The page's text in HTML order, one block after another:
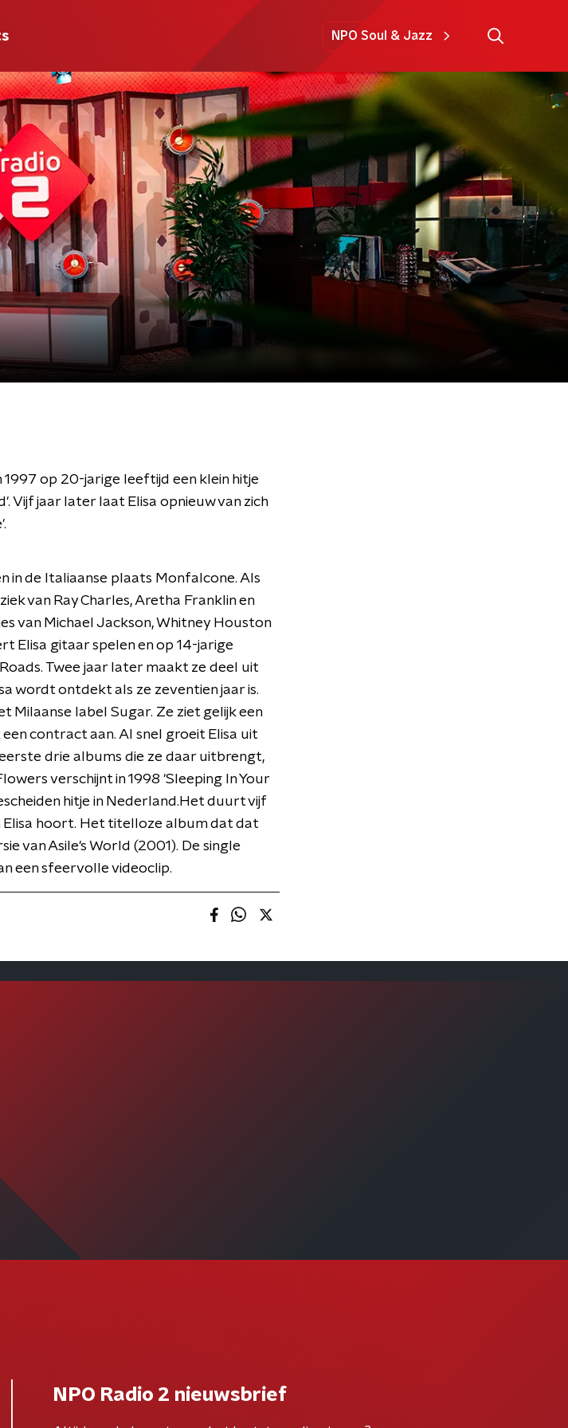
NPO Soul & Jazz
1997 op 20-jarige leeftijd een klein hitje
Vijf jaar later laat Elisa opnieuw van zich
in de Italiaanse plaats Monfalcone. Als
van Ray Charles, Aretha Franklin en
van Michael Jackson, Whitney Houston
Elisa gitaar spelen en op 14-jarige
Twee jaar later maakt ze deel uit
wordt ontdekt als ze zeventien jaar is.
Milaanse label Sugar. Ze ziet gelijk een
contract aan. Al snel groeit Elisa uit
drie albums die ze daar uitbrengt,
verschijnt in 1998 'Sleeping In Your
hitje in Nederland.Het duurt vijf
hoort. Het titelloze album dat dat
van Asile's World (2001). De single
een sfeervolle videoclip.
NPO Radio 2 nieuwsbrief